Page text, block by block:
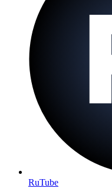
RuTube